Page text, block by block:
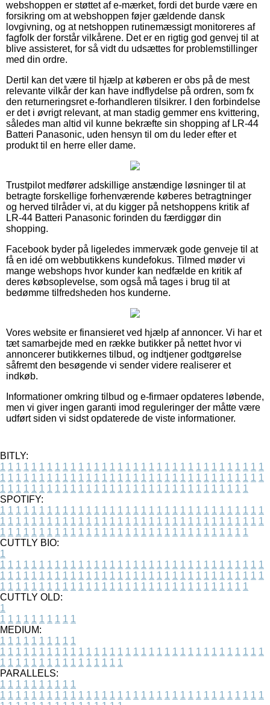
webshoppen er støttet af e-mærket, fordi det burde være en
forsikring om at webshoppen føjer gældende dansk
lovgivning, og at netshoppen rutinemæssigt monitoreres af
fagfolk der forstår vilkårene. Det er en rigtig god genvej til at
blive assisteret, for så vidt du udsættes for problemstillinger
med din ordre.
Dertil kan det være til hjælp at køberen er obs på de mest
relevante vilkår der kan have indflydelse på ordren, som fx
den returneringsret e-forhandleren tilsikrer. I den forbindelse
er det i øvrigt relevant, at man stadig gemmer ens kvittering,
således man altid vil kunne bekræfte sin shopping af LR-44
Batteri Panasonic, uden hensyn til om du leder efter et
produkt til en herre eller dame.
Trustpilot medfører adskillige anstændige løsninger til at
betragte forskellige forhenværende køberes betragtninger
og herved tilråder vi, at du kigger på netshoppens kritik af
LR-44 Batteri Panasonic forinden du færdiggør din
shopping.
Facebook byder på ligeledes immervæk gode genveje til at
få en idé om webbutikkens kundefokus. Tilmed møder vi
mange webshops hvor kunder kan nedfælde en kritik af
deres købsoplevelse, som også må tages i brug til at
bedømme tilfredsheden hos kunderne.
Vores website er finansieret ved hjælp af annoncer. Vi har et
tæt samarbejde med en række butikker på nettet hvor vi
annoncerer butikkernes tilbud, og indtjener godtgørelse
såfremt den besøgende vi sender videre realiserer et
indkøb.
Informationer omkring tilbud og e-firmaer opdateres løbende,
men vi giver ingen garanti imod reguleringer der måtte være
udført siden vi sidst opdaterede de viste informationer.
BITLY:
1 1 1 1 1 1 1 1 1 1 1 1 1 1 1 1 1 1 1 1 1 1 1 1 1 1 1 1 1 1 1 1 1 1
1 1 1 1 1 1 1 1 1 1 1 1 1 1 1 1 1 1 1 1 1 1 1 1 1 1 1 1 1 1 1 1 1 1
1 1 1 1 1 1 1 1 1 1 1 1 1 1 1 1 1 1 1 1 1 1 1 1 1 1 1 1 1 1 1 1
SPOTIFY:
1 1 1 1 1 1 1 1 1 1 1 1 1 1 1 1 1 1 1 1 1 1 1 1 1 1 1 1 1 1 1 1 1 1
1 1 1 1 1 1 1 1 1 1 1 1 1 1 1 1 1 1 1 1 1 1 1 1 1 1 1 1 1 1 1 1 1 1
1 1 1 1 1 1 1 1 1 1 1 1 1 1 1 1 1 1 1 1 1 1 1 1 1 1 1 1 1 1 1 1
CUTTLY BIO:
1
1 1 1 1 1 1 1 1 1 1 1 1 1 1 1 1 1 1 1 1 1 1 1 1 1 1 1 1 1 1 1 1 1 1
1 1 1 1 1 1 1 1 1 1 1 1 1 1 1 1 1 1 1 1 1 1 1 1 1 1 1 1 1 1 1 1 1 1
1 1 1 1 1 1 1 1 1 1 1 1 1 1 1 1 1 1 1 1 1 1 1 1 1 1 1 1 1 1 1 1
CUTTLY OLD:
1
1 1 1 1 1 1 1 1 1 1
MEDIUM:
1 1 1 1 1 1 1 1 1 1
1 1 1 1 1 1 1 1 1 1 1 1 1 1 1 1 1 1 1 1 1 1 1 1 1 1 1 1 1 1 1 1 1 1
1 1 1 1 1 1 1 1 1 1 1 1 1 1 1 1
PARALLELS:
1 1 1 1 1 1 1 1 1 1
1 1 1 1 1 1 1 1 1 1 1 1 1 1 1 1 1 1 1 1 1 1 1 1 1 1 1 1 1 1 1 1 1 1